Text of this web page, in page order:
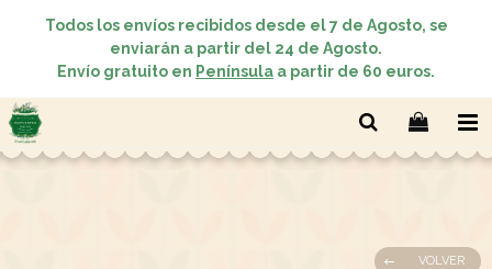
Todos los envíos recibidos desde el 7 de Agosto, se
enviarán a partir del 24 de Agosto.
Envío gratuito en Península a partir de 60 euros.
VOLVER